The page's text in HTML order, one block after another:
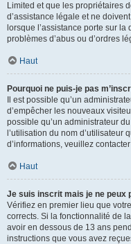
Limited et que les propriétaires
d’assistance légale et ne
lorsque l’assistance porte sur
problèmes d’abus ou d’ordres
Haut
Pourquoi ne puis-je pas
Il est possible qu’un
d’empêcher les nouveaux
possible qu’un administrateur
l’utilisation du nom d’utilisateur
d’informations, veuillez
Haut
Je suis inscrit mais je ne peux
Vérifiez en premier lieu que
corrects. Si la fonctionnalité de
avoir en dessous de 13 ans
instructions que vous avez